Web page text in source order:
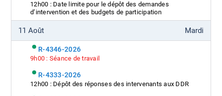
12h00 : Date limite pour le dépôt des demandes
d’intervention et des budgets de participation
11 Août Mardi
R-4346-2026
9h00 : Séance de travail
R-4333-2026
12h00 : Dépôt des réponses des intervenants aux DDR